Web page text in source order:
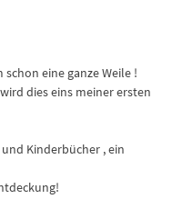
eine ganze Weile !
dies eins meiner ersten
Kinderbücher , ein